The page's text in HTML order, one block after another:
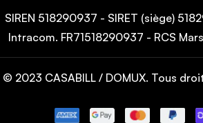
SIREN 518290937 - SIRET (siège)
Intracom. FR71518290937 - RCS
© 2023 CASABILL / DOMUX. Tous